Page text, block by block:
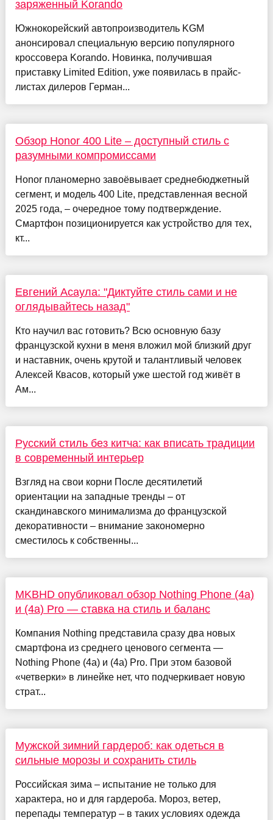
заряженный Korando
Южнокорейский автопроизводитель KGM
анонсировал специальную версию популярного
кроссовера Korando. Новинка, получившая
приставку Limited Edition, уже появилась в прайс-
листах дилеров Герман...
Обзор Honor 400 Lite – доступный стиль с
разумными компромиссами
Honor планомерно завоёвывает среднебюджетный
сегмент, и модель 400 Lite, представленная весной
2025 года, – очередное тому подтверждение.
Смартфон позиционируется как устройство для тех,
кт...
Евгений Асаула: "Диктуйте стиль сами и не
оглядывайтесь назад"
Кто научил вас готовить? Всю основную базу
французской кухни в меня вложил мой близкий друг
и наставник, очень крутой и талантливый человек
Алексей Квасов, который уже шестой год живёт в
Ам...
Русский стиль без китча: как вписать традиции
в современный интерьер
Взгляд на свои корни После десятилетий
ориентации на западные тренды – от
скандинавского минимализма до французской
декоративности – внимание закономерно
сместилось к собственны...
MKBHD опубликовал обзор Nothing Phone (4a)
и (4a) Pro — ставка на стиль и баланс
Компания Nothing представила сразу два новых
смартфона из среднего ценового сегмента —
Nothing Phone (4a) и (4a) Pro. При этом базовой
«четверки» в линейке нет, что подчеркивает новую
страт...
Мужской зимний гардероб: как одеться в
сильные морозы и сохранить стиль
Российская зима – испытание не только для
характера, но и для гардероба. Мороз, ветер,
перепады температур – в таких условиях одежда